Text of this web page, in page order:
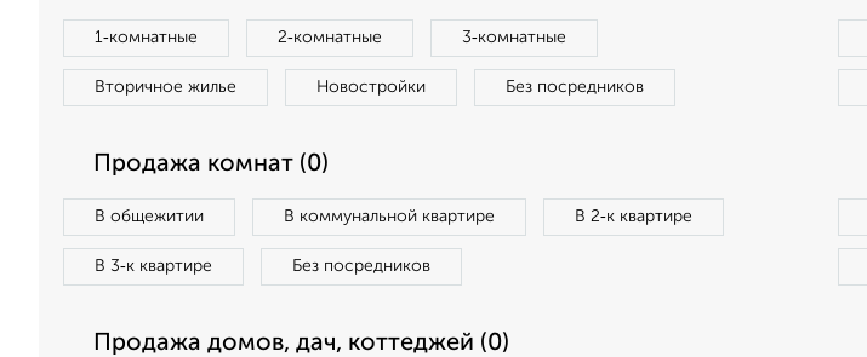
1‑комнатные 2‑комнатные 3‑комнатные
Вторичное жилье Новостройки Без посредников
Продажа комнат (0)
В общежитии В коммунальной квартире В 2‑к квартире
В 3‑к квартире Без посредников
Продажа домов, дач, коттеджей (0)